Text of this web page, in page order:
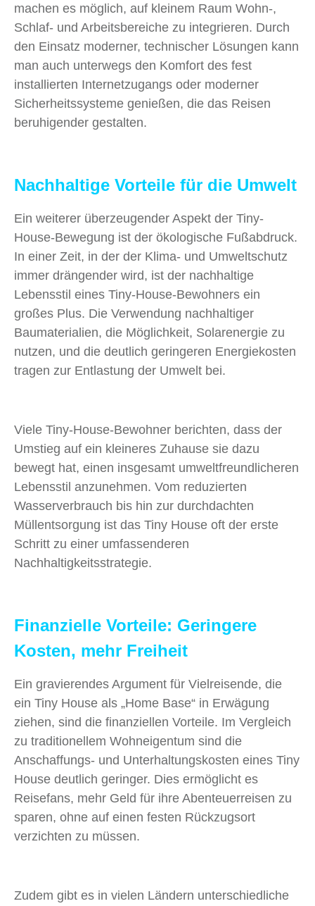
machen es möglich, auf kleinem Raum Wohn-,
Schlaf- und Arbeitsbereiche zu integrieren. Durch
den Einsatz moderner, technischer Lösungen kann
man auch unterwegs den Komfort des fest
installierten Internetzugangs oder moderner
Sicherheitssysteme genießen, die das Reisen
beruhigender gestalten.
Nachhaltige Vorteile für die Umwelt
Ein weiterer überzeugender Aspekt der Tiny-
House-Bewegung ist der ökologische Fußabdruck.
In einer Zeit, in der der Klima- und Umweltschutz
immer drängender wird, ist der nachhaltige
Lebensstil eines Tiny-House-Bewohners ein
großes Plus. Die Verwendung nachhaltiger
Baumaterialien, die Möglichkeit, Solarenergie zu
nutzen, und die deutlich geringeren Energiekosten
tragen zur Entlastung der Umwelt bei.
Viele Tiny-House-Bewohner berichten, dass der
Umstieg auf ein kleineres Zuhause sie dazu
bewegt hat, einen insgesamt umweltfreundlicheren
Lebensstil anzunehmen. Vom reduzierten
Wasserverbrauch bis hin zur durchdachten
Müllentsorgung ist das Tiny House oft der erste
Schritt zu einer umfassenderen
Nachhaltigkeitsstrategie.
Finanzielle Vorteile: Geringere
Kosten, mehr Freiheit
Ein gravierendes Argument für Vielreisende, die
ein Tiny House als „Home Base“ in Erwägung
ziehen, sind die finanziellen Vorteile. Im Vergleich
zu traditionellem Wohneigentum sind die
Anschaffungs- und Unterhaltungskosten eines Tiny
House deutlich geringer. Dies ermöglicht es
Reisefans, mehr Geld für ihre Abenteuerreisen zu
sparen, ohne auf einen festen Rückzugsort
verzichten zu müssen.
Zudem gibt es in vielen Ländern unterschiedliche